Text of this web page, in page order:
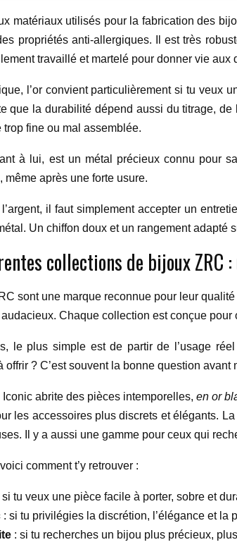
matériaux utilisés pour la fabrication des
propriétés anti-allergiques. Il est très
travaillé et martelé pour donner vie aux
l’or convient particulièrement si tu veux
que la durabilité dépend aussi du titrage,
trop fine ou mal assemblée.
à lui, est un métal précieux connu pour
même après une forte usure.
il faut simplement accepter un
Un chiffon doux et un rangement adapté
collections de bijoux ZRC
sont une marque reconnue pour leur
Chaque collection est conçue
le plus simple est de partir de l’usage
offrir ? C’est souvent la bonne question avant
Iconic abrite des pièces intemporelles, en or
les accessoires plus discrets et élégants.
Il y a aussi une gamme pour ceux qui
comment t’y retrouver :
si tu veux une pièce facile à porter, sobre et
: si tu privilégies la discrétion, l’élégance et la
: si tu recherches un bijou plus précieux,